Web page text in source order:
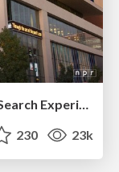
"I'm Feeling Lucky" - Building Great Search Experiences for Today's Users (#IAC19)
230 23k